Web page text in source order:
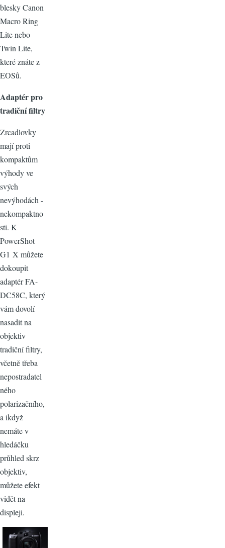
blesky Canon
Macro Ring
Lite nebo
Twin Lite,
které znáte z
EOSů.
Adaptér pro
tradiční filtry
Zrcadlovky
mají proti
kompaktům
výhody ve
svých
nevýhodách -
nekompaktno
sti. K
PowerShot
G1 X můžete
dokoupit
adaptér FA-
DC58C, který
vám dovolí
nasadit na
objektiv
tradiční filtry,
včetně třeba
nepostradatel
ného
polarizačního,
a ikdyž
nemáte v
hledáčku
průhled skrz
objektiv,
můžete efekt
vidět na
displeji.